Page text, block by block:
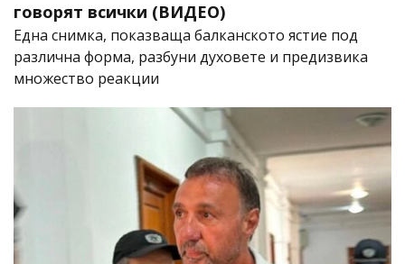
говорят всички (ВИДЕО)
Една снимка, показваща балканското ястие под
различна форма, разбуни духовете и предизвика
множество реакции